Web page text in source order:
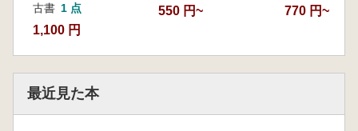
古書 1 点
1,100 円
550 円~ 770 円~
最近見た本